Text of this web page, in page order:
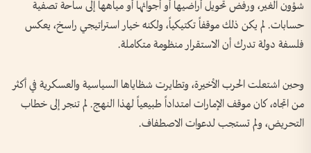
شؤون الغير، ورفض تحويل أراضيها أو أجوائها أو مياهها إلى ساحة تصفية
حسابات. لم يكن ذلك موقفاً تكتيكياً، ولكنه خيار استراتيجي راسخ، يعكس
فلسفة دولة تدرك أن الاستقرار منظومة متكاملة.
وحين اشتعلت الحرب الأخيرة، وتطايرت شظاياها السياسية والعسكرية في أكثر
من اتجاه، كان موقف الإمارات امتداداً طبيعياً لهذا النهج. لم تنجر إلى خطاب
التحريض، ولم تستجب لدعوات الاصطفاف.